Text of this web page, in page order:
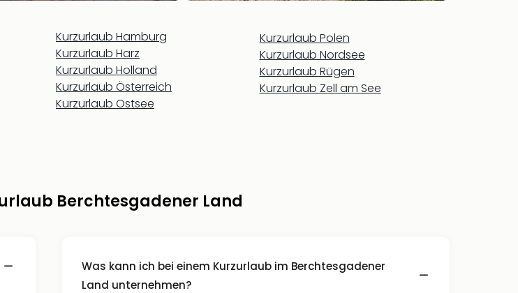
Kurzurlaub Hamburg
Kurzurlaub Harz
Kurzurlaub Holland
Kurzurlaub Österreich
Kurzurlaub Ostsee
Kurzurlaub Polen
Kurzurlaub Nordsee
Kurzurlaub Rügen
Kurzurlaub Zell am See
Berchtesgadener Land
Was kann ich bei einem Kurzurlaub im Berchtesgadener
Land unternehmen?